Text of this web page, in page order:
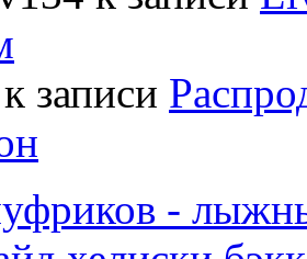
к записи